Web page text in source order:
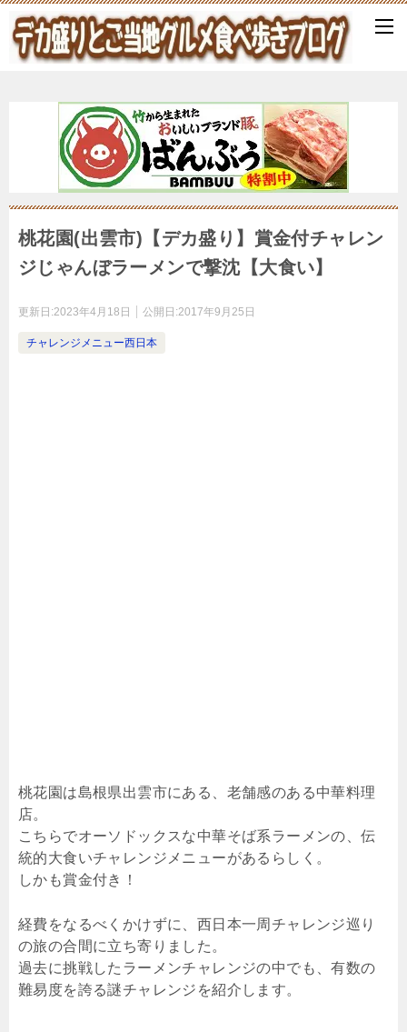
桃花園(出雲市)【デカ盛り】賞金付チャレン
ジじゃんぼラーメンで撃沈【大食い】
更新日:2023年4月18日 公開日:2017年9月25日
チャレンジメニュー西日本
桃花園は島根県出雲市にある、老舗感のある中華料理
店。
こちらでオーソドックスな中華そば系ラーメンの、伝
統的大食いチャレンジメニューがあるらしく。
しかも賞金付き！
経費をなるべくかけずに、西日本一周チャレンジ巡り
の旅の合間に立ち寄りました。
過去に挑戦したラーメンチャレンジの中でも、有数の
難易度を誇る謎チャレンジを紹介します。